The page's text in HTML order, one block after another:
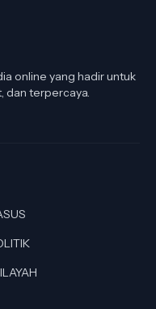
online yang hadir untuk
dan terpercaya.